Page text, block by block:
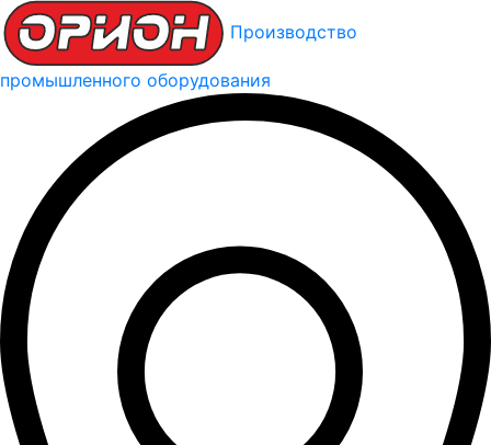
Производство
промышленного оборудования